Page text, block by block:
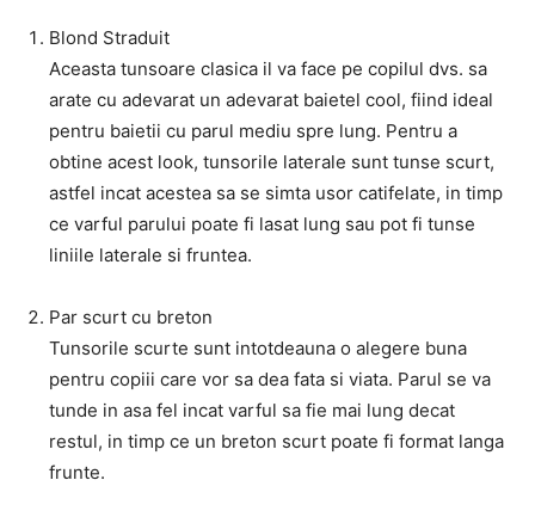
Blond Straduit
Aceasta tunsoare clasica il va face pe copilul dvs. sa
arate cu adevarat un adevarat baietel cool, fiind ideal
pentru baietii cu parul mediu spre lung. Pentru a
obtine acest look, tunsorile laterale sunt tunse scurt,
astfel incat acestea sa se simta usor catifelate, in timp
ce varful parului poate fi lasat lung sau pot fi tunse
liniile laterale si fruntea.
Par scurt cu breton
Tunsorile scurte sunt intotdeauna o alegere buna
pentru copiii care vor sa dea fata si viata. Parul se va
tunde in asa fel incat varful sa fie mai lung decat
restul, in timp ce un breton scurt poate fi format langa
frunte.